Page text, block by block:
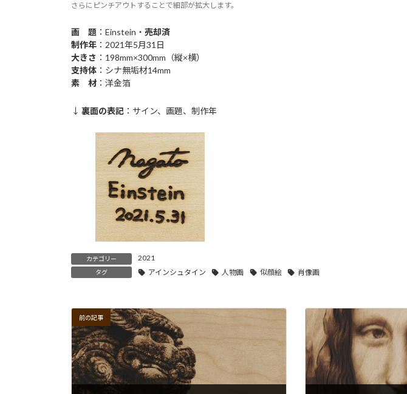
さらにピンチアウトすることで細部が拡大します。
画 題 ：Einstein・ 売却済
制作年 ：2021年5月31日
大きさ ：198mm×300mm（縦×横）
支持体 ：シナ無垢材14mm
素 材：洋金箔
↓ 裏面の表記 ：サイン、画題、制作年
カテゴリー 2021
タグ アインシュタイン 人物画 似顔絵 肖像画
前の記事